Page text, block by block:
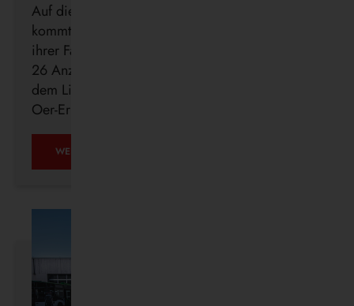
Auf die Minute genau wissen, wann der Bus
kommt: Die Vestische forciert die Digitalisierung
ihrer Fahrgastinformation mit der Installation von
26 Anzeigern der neuen DFI light-Systeme auf
dem Linienweg des SB24 in Recklinghausen,
Oer-Erkenschwick, Datteln und Waltrop.
WEITERLESEN …